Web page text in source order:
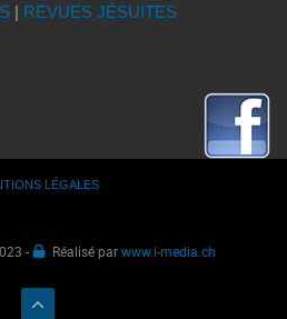
| REVUES JÉSUITES
LÉGALES
- Réalisé parwww.i-media.ch